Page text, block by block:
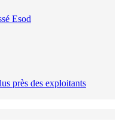
Esod
près des exploitants